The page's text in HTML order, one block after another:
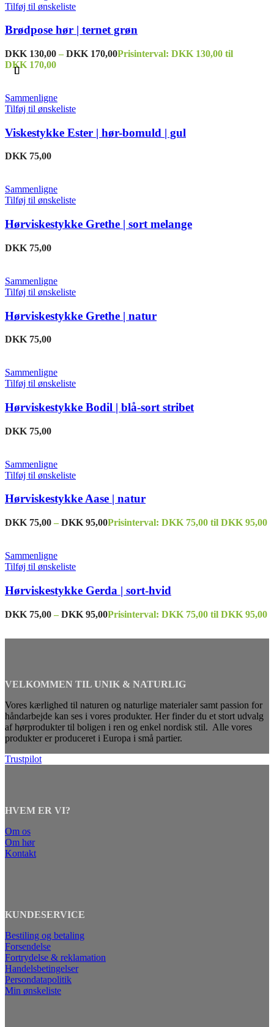
Tilføj til ønskeliste
Brødpose hør | ternet grøn
DKK 130,00 – DKK 170,00Prisinterval: DKK 130,00 til
DKK 170,00
Sammenligne
Tilføj til ønskeliste
Viskestykke Ester | hør-bomuld | gul
DKK 75,00
Sammenligne
Tilføj til ønskeliste
Hørviskestykke Grethe | sort melange
DKK 75,00
Sammenligne
Tilføj til ønskeliste
Hørviskestykke Grethe | natur
DKK 75,00
Sammenligne
Tilføj til ønskeliste
Hørviskestykke Bodil | blå-sort stribet
DKK 75,00
Sammenligne
Tilføj til ønskeliste
Hørviskestykke Aase | natur
DKK 75,00 – DKK 95,00Prisinterval: DKK 75,00 til DKK 95,00
Sammenligne
Tilføj til ønskeliste
Hørviskestykke Gerda | sort-hvid
DKK 75,00 – DKK 95,00Prisinterval: DKK 75,00 til DKK 95,00
VELKOMMEN TIL UNIK & NATURLIG
Vores kærlighed til naturen og naturlige materialer samt passion for
håndarbejde kan ses i vores produkter. Her finder du et stort udvalg
af hørprodukter til boligen i ren og enkel nordisk stil. Alle vores
produkter er produceret i Europa i små partier.
Trustpilot
HVEM ER VI?
Om os
Om hør
Kontakt
KUNDESERVICE
Bestiling og betaling
Forsendelse
Fortrydelse & reklamation
Handelsbetingelser
Persondatapolitik
Min ønskeliste